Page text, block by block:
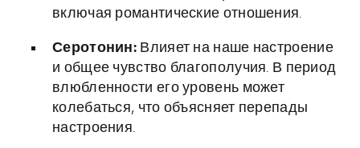
включая романтические отношения.
Серотонин: Влияет на наше настроение
и общее чувство благополучия. В период
влюбленности его уровень может
колебаться, что объясняет перепады
настроения.